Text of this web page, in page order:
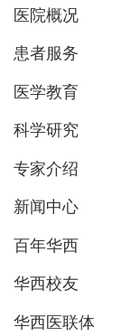
医院概况
患者服务
医学教育
科学研究
专家介绍
新闻中心
百年华西
华西校友
华西医联体